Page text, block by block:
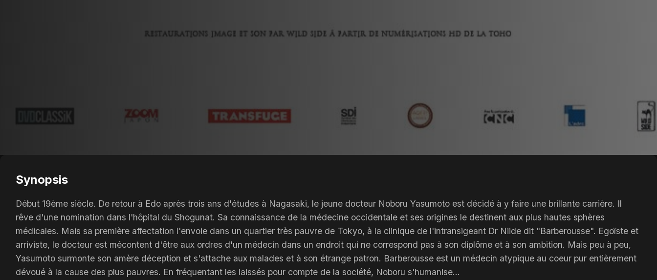
Synopsis
Début 19ème siècle. De retour à Edo après trois ans d'études à Nagasaki, le jeune docteur Noboru Yasumoto est décidé à y faire une brillante carrière. Il
rêve d'une nomination dans l'hôpital du Shogunat. Sa connaissance de la médecine occidentale et ses origines le destinent aux plus hautes sphères
médicales. Mais sa première affectation l'envoie dans un quartier très pauvre de Tokyo, à la clinique de l'intransigeant Dr Niide dit "Barberousse". Egoïste et
arriviste, le docteur est mécontent d'être aux ordres d'un médecin dans un endroit qui ne correspond pas à son diplôme et à son ambition. Mais peu à peu,
Yasumoto surmonte son amère déception et s'attache aux malades et à son étrange patron. Barberousse est un médecin atypique au coeur pur entièrement
dévoué à la cause des plus pauvres. En fréquentant les laissés pour compte de la société, Noboru s'humanise...